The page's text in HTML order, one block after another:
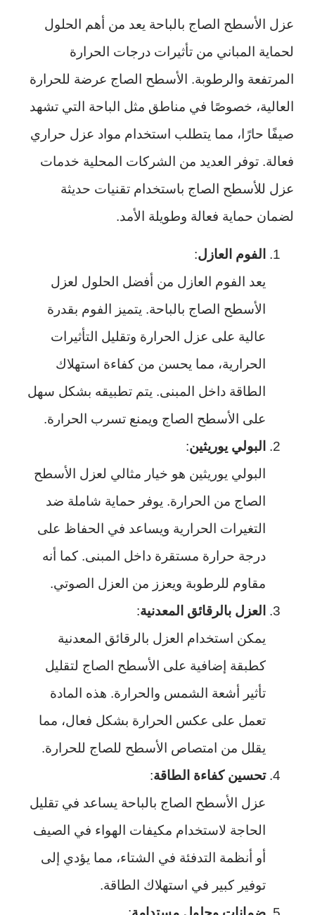
عزل الأسطح الصاج بالباحة يعد من أهم الحلول
لحماية المباني من تأثيرات درجات الحرارة
المرتفعة والرطوبة. الأسطح الصاج عرضة للحرارة
العالية، خصوصًا في مناطق مثل الباحة التي تشهد
صيفًا حارًا، مما يتطلب استخدام مواد عزل حراري
فعالة. توفر العديد من الشركات المحلية خدمات
عزل للأسطح الصاج باستخدام تقنيات حديثة
لضمان حماية فعالة وطويلة الأمد.
الفوم العازل:
يعد الفوم العازل من أفضل الحلول لعزل
الأسطح الصاج بالباحة. يتميز الفوم بقدرة
عالية على عزل الحرارة وتقليل التأثيرات
الحرارية، مما يحسن من كفاءة استهلاك
الطاقة داخل المبنى. يتم تطبيقه بشكل سهل
على الأسطح الصاج ويمنع تسرب الحرارة.
البولي يوريثين:
البولي يوريثين هو خيار مثالي لعزل الأسطح
الصاج من الحرارة. يوفر حماية شاملة ضد
التغيرات الحرارية ويساعد في الحفاظ على
درجة حرارة مستقرة داخل المبنى. كما أنه
مقاوم للرطوبة ويعزز من العزل الصوتي.
العزل بالرقائق المعدنية:
يمكن استخدام العزل بالرقائق المعدنية
كطبقة إضافية على الأسطح الصاج لتقليل
تأثير أشعة الشمس والحرارة. هذه المادة
تعمل على عكس الحرارة بشكل فعال، مما
يقلل من امتصاص الأسطح للصاج للحرارة.
تحسين كفاءة الطاقة:
عزل الأسطح الصاج بالباحة يساعد في تقليل
الحاجة لاستخدام مكيفات الهواء في الصيف
أو أنظمة التدفئة في الشتاء، مما يؤدي إلى
توفير كبير في استهلاك الطاقة.